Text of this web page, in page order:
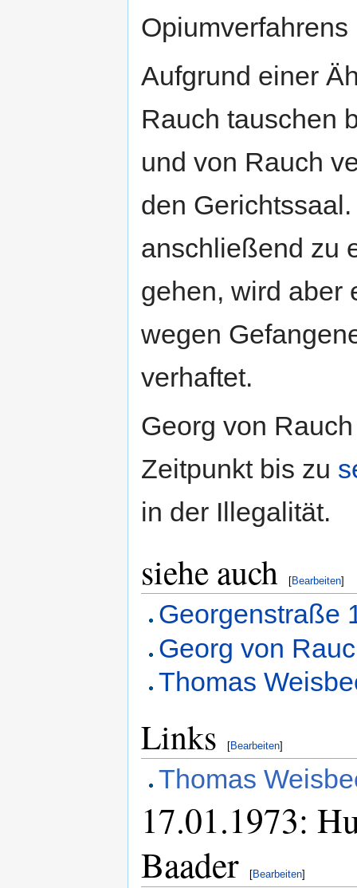
Aufgrund einer
Rauch tauschen
und von Rauch
den
anschließend zu
gehen, wird aber
wegen
verhaftet.
Georg von
Zeitpunkt bis zu
in der Illegalität.
siehe auch [Bearbeiten]
Georgenstraße
Georg von
Thomas
Links [Bearbeiten]
Thomas
17.01.1973:
Baader
[Bearbeiten]